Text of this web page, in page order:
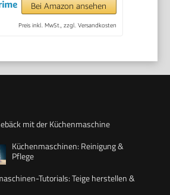
Bei Amazon ansehen
Preis inkl. MwSt., zzgl. Versandkosten
mit der Küchenmaschine
Küchenmaschinen: Reinigung &
Pflege
Tutorials: Teige herstellen &